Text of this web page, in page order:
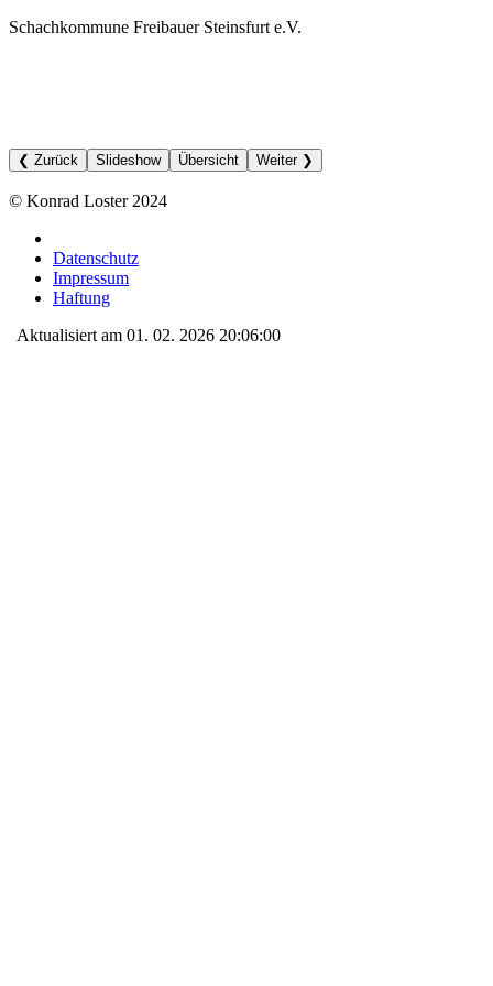
Schachkommune Freibauer Steinsfurt e.V.
❮ Zurück Slideshow Übersicht Weiter ❯
© Konrad Loster 2024
Datenschutz
Impressum
Haftung
Aktualisiert am 01. 02. 2026 20:06:00